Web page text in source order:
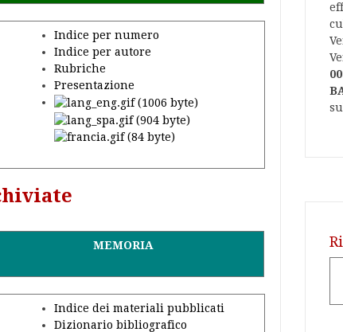
Indice per numero
Indice per autore
Rubriche
Presentazione
MEMORIA
Indice dei materiali pubblicati
Dizionario bibliografico